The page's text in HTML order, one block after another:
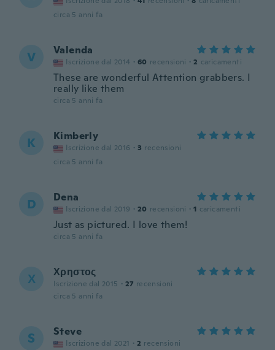
circa 5 anni fa
V Valenda
Iscrizione dal 2014 · 60 recensioni · 2 caricamenti
These are wonderful Attention grabbers. I
really like them
circa 5 anni fa
K Kimberly
Iscrizione dal 2016 · 3 recensioni
circa 5 anni fa
D Dena
Iscrizione dal 2019 · 20 recensioni · 1 caricamenti
Just as pictured. I love them!
circa 5 anni fa
Χ Χρηστος
Iscrizione dal 2015 · 27 recensioni
circa 5 anni fa
S Steve
Iscrizione dal 2021 · 2 recensioni